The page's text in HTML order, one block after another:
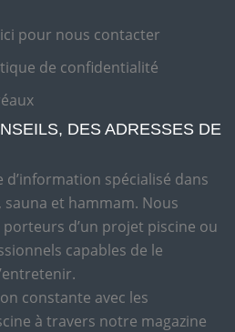
pour nous contacter
de confidentialité
DES ADRESSES DE
d’information spécialisé dans
sauna et hammam. Nous
d’un projet piscine ou
capables de le
constante avec les
à travers notre magazine